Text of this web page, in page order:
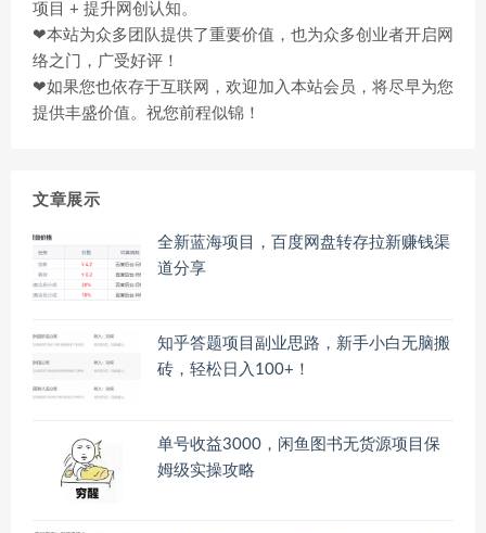
项目 + 提升网创认知。
❤本站为众多团队提供了重要价值，也为众多创业者开启网
络之门，广受好评！
❤如果您也依存于互联网，欢迎加入本站会员，将尽早为您
提供丰盛价值。祝您前程似锦！
文章展示
全新蓝海项目，百度网盘转存拉新赚钱渠
道分享
知乎答题项目副业思路，新手小白无脑搬
砖，轻松日入100+！
单号收益3000，闲鱼图书无货源项目保
姆级实操攻略